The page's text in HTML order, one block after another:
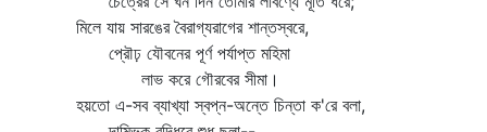
মিলে যায় সারঙের বৈরাগ্যরাগের শান্তস্বরে,
প্রৌঢ় যৌবনের পূর্ণ পর্যাপ্ত মহিমা
লাভ করে গৌরবের সীমা।
হয়তো এ-সব ব্যাখ্যা স্বপ্ন-অন্তে চিন্তা ক'রে বলা,